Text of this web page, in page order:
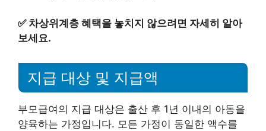
✅ 차상위계층 혜택을 놓치지 않으려면 자세히 알아
보세요.
지급 대상 및 지급액
부모급여의 지급 대상은 출산 후 1년 이내의 아동을
양육하는 가정입니다. 모든 가정이 동일한 액수를